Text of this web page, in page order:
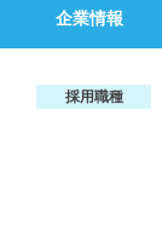
企業情報
採用職種